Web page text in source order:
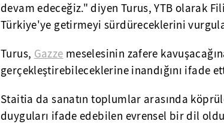
devam edeceğiz." diyen Turus, YTB olarak
Türkiye'ye getirmeyi sürdüreceklerini
Turus, Gazze meselesinin zafere
gerçekleştirebileceklerine inandığını ifade
Staitia da sanatın toplumlar arasında
duyguları ifade edebilen evrensel bir dil